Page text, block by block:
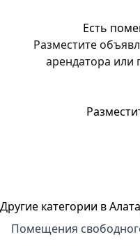
Есть
Разместите
арендатора или
Другие категории в
Помещения